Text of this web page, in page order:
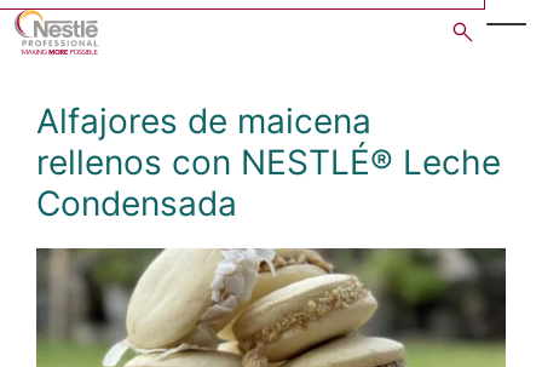
Skip
content
Alfajores de maicena
rellenos con NESTLÉ® Leche
Condensada
Open image gallery in